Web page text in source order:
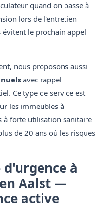
quand on passe à
lors de l'entretien
évitent le prochain appel
nous proposons aussi
avec rappel
Ce type de service est
les immeubles à
à forte utilisation sanitaire
de 20 ans où les risques
à
Aalst —
active